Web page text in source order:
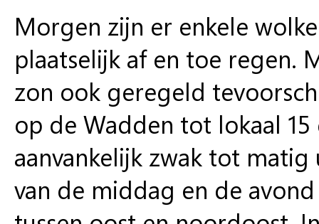
Morgen zijn er enkele
plaatselijk af en toe regen.
zon ook geregeld
op de Wadden tot lokaal
aanvankelijk zwak tot
van de middag en de